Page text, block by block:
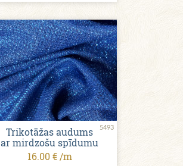
5493
Trikotāžas audums
ar mirdzošu spīdumu
16.00 € /m